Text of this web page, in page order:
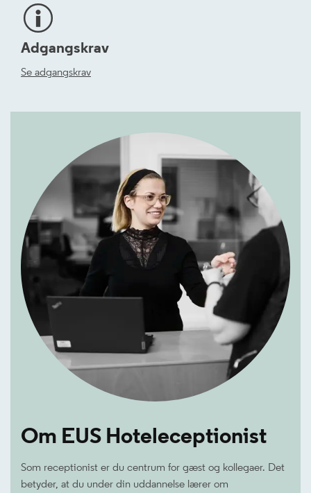
Adgangskrav
Se adgangskrav
Om EUS Hoteleceptionist
Som receptionist er du centrum for gæst og kollegaer. Det
betyder, at du under din uddannelse lærer om